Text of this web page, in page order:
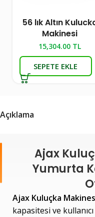
56 lık Altın
Makinesi
15,304.00 TL
SEPETE EKLE
Açıklama
Ajax
Yumurta
Ajax Kuluçka
kapasitesi ve